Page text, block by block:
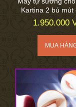
Kartina 2 bú mút
1.950.000